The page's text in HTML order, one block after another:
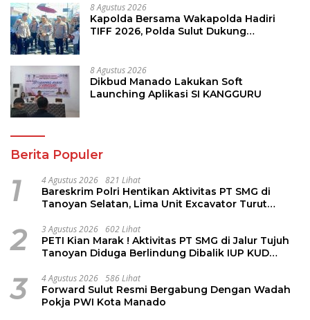
8 Agustus 2026
Kapolda Bersama Wakapolda Hadiri
TIFF 2026, Polda Sulut Dukung
8 Agustus 2026
Dikbud Manado Lakukan Soft
Launching Aplikasi SI KANGGURU
Berita Populer
1 4 Agustus 2026 821 Lihat
Bareskrim Polri Hentikan Aktivitas PT SMG di
Tanoyan Selatan, Lima Unit Excavator Turut
2 3 Agustus 2026 602 Lihat
PETI Kian Marak ! Aktivitas PT SMG di Jalur Tujuh
Tanoyan Diduga Berlindung Dibalik IUP KUD
3 4 Agustus 2026 586 Lihat
Forward Sulut Resmi Bergabung Dengan Wadah
Pokja PWI Kota Manado